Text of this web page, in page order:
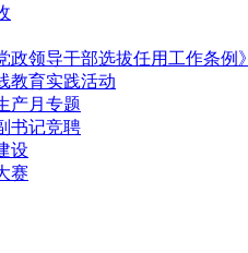
政领导干部选拔任用工作条例》
教育实践活动
产月专题
书记竞聘
设
赛